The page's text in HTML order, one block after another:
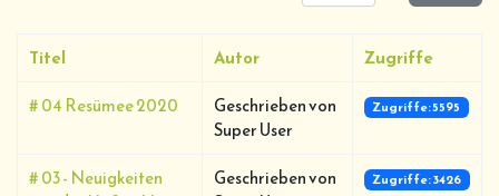
Titel Autor
Zugriffe
# 04 Resümee 2020
Geschrieben von
Super User
Zugriffe: 5595
# 03 - Neuigkeiten
Geschrieben von
Zugriffe: 3426